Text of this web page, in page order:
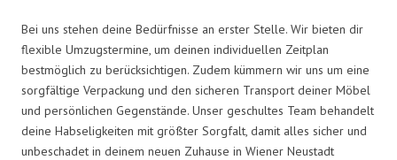
Bei uns stehen deine Bedürfnisse an erster Stelle. Wir bieten dir
flexible Umzugstermine, um deinen individuellen Zeitplan
bestmöglich zu berücksichtigen. Zudem kümmern wir uns um eine
sorgfältige Verpackung und den sicheren Transport deiner Möbel
und persönlichen Gegenstände. Unser geschultes Team behandelt
deine Habseligkeiten mit größter Sorgfalt, damit alles sicher und
unbeschadet in deinem neuen Zuhause in Wiener Neustadt